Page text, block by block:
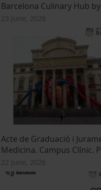
Barcelona Culinary Hub
23 June, 2026
Acte de Graduació i
Medicina. Campus Clínic.
22 June, 2026